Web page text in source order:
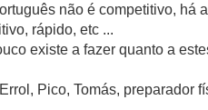
não é competitivo, há
rápido, etc ...
existe a fazer quanto a
Pico, Tomás, preparador